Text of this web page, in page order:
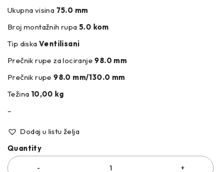
Ukupna visina 75.0 mm
Broj montažnih rupa 5.0 kom
Tip diska Ventilisani
Prečnik rupe za lociranje 98.0 mm
Prečnik rupe 98.0 mm/130.0 mm
Težina 10,00 kg
–
Dodaj u listu želja
Quantity